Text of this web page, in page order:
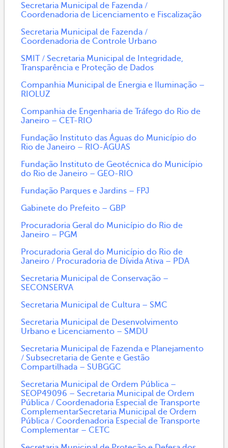
Secretaria Municipal de Fazenda /
Coordenadoria de Licenciamento e Fiscalização
Secretaria Municipal de Fazenda /
Coordenadoria de Controle Urbano
SMIT / Secretaria Municipal de Integridade,
Transparência e Proteção de Dados
Companhia Municipal de Energia e Iluminação –
RIOLUZ
Companhia de Engenharia de Tráfego do Rio de
Janeiro – CET-RIO
Fundação Instituto das Águas do Município do
Rio de Janeiro – RIO-ÁGUAS
Fundação Instituto de Geotécnica do Município
do Rio de Janeiro – GEO-RIO
Fundação Parques e Jardins – FPJ
Gabinete do Prefeito – GBP
Procuradoria Geral do Município do Rio de
Janeiro – PGM
Procuradoria Geral do Município do Rio de
Janeiro / Procuradoria de Dívida Ativa – PDA
Secretaria Municipal de Conservação –
SECONSERVA
Secretaria Municipal de Cultura – SMC
Secretaria Municipal de Desenvolvimento
Urbano e Licenciamento – SMDU
Secretaria Municipal de Fazenda e Planejamento
/ Subsecretaria de Gente e Gestão
Compartilhada – SUBGGC
Secretaria Municipal de Ordem Pública –
SEOP49096 – Secretaria Municipal de Ordem
Pública / Coordenadoria Especial de Transporte
ComplementarSecretaria Municipal de Ordem
Pública / Coordenadoria Especial de Transporte
Complementar – CETC